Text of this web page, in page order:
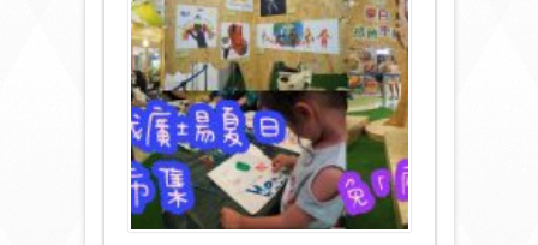
廣
場
「全
齡‧
傳
承‧
擁
抱
愛」
夏
日
‧